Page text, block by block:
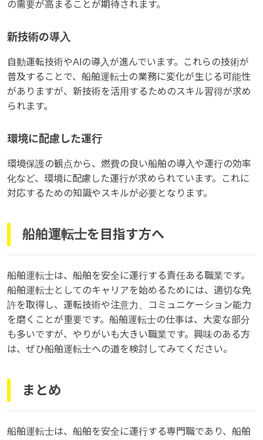
の需要が高まることが期待されます。
新技術の導入
自動運転技術やAIの導入が進んでいます。これらの技術が
普及することで、船舶運転士の業務に変化が生じる可能性
がありますが、新技術を活用するためのスキル習得が求め
られます。
環境に配慮した運行
環境保護の観点から、燃費の良い船舶の導入や運行の効率
化など、環境に配慮した運行が求められています。これに
対応するための知識やスキルが必要となります。
船舶運転士を目指す方へ
船舶運転士は、船舶を安全に運行する責任ある職業です。
船舶運転士としてのキャリアを始めるためには、適切な免
許を取得し、運転技術や注意力、コミュニケーション能力
を磨くことが重要です。船舶運転士の仕事は、大変な部分
も多いですが、やりがいも大きい職業です。興味のある方
は、ぜひ船舶運転士への道を検討してみてください。
まとめ
船舶運転士は、船舶を安全に運行する専門職であり、船舶